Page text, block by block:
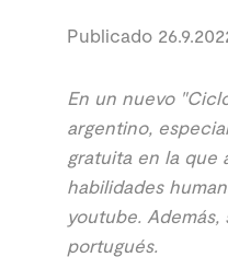
Publicado
En un nuevo
argentino,
gratuita en la que
habilidades
youtube.
portugués.